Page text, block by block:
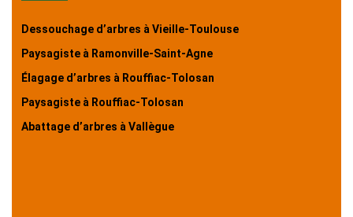
Dessouchage d’arbres à Vieille-Toulouse
Paysagiste à Ramonville-Saint-Agne
Élagage d’arbres à Rouffiac-Tolosan
Paysagiste à Rouffiac-Tolosan
Abattage d’arbres à Vallègue